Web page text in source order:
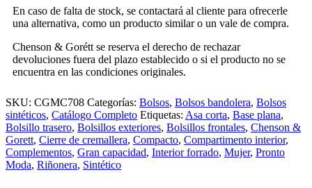
En caso de falta de stock, se contactará al cliente para ofrecerle
una alternativa, como un producto similar o un vale de compra.
Chenson & Gorétt se reserva el derecho de rechazar
devoluciones fuera del plazo establecido o si el producto no se
encuentra en las condiciones originales.
SKU: CGMC708 Categorías: Bolsos, Bolsos bandolera, Bolsos
sintéticos, Catálogo Completo Etiquetas: Asa corta, Base plana,
Bolsillo trasero, Bolsillos exteriores, Bolsillos frontales, Chenson &
Gorett, Cierre de cremallera, Compacto, Compartimento interior,
Complementos, Gran capacidad, Interior forrado, Mujer, Pronto
Moda, Riñonera, Sintético